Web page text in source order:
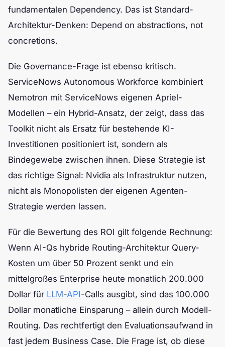
fundamentalen Dependency. Das ist Standard-
Architektur-Denken: Depend on abstractions, not
concretions.
Die Governance-Frage ist ebenso kritisch.
ServiceNows Autonomous Workforce kombiniert
Nemotron mit ServiceNows eigenen Apriel-
Modellen – ein Hybrid-Ansatz, der zeigt, dass das
Toolkit nicht als Ersatz für bestehende KI-
Investitionen positioniert ist, sondern als
Bindegewebe zwischen ihnen. Diese Strategie ist
das richtige Signal: Nvidia als Infrastruktur nutzen,
nicht als Monopolisten der eigenen Agenten-
Strategie werden lassen.
Für die Bewertung des ROI gilt folgende Rechnung:
Wenn AI-Qs hybride Routing-Architektur Query-
Kosten um über 50 Prozent senkt und ein
mittelgroßes Enterprise heute monatlich 200.000
Dollar für LLM-API-Calls ausgibt, sind das 100.000
Dollar monatliche Einsparung – allein durch Modell-
Routing. Das rechtfertigt den Evaluationsaufwand in
fast jedem Business Case. Die Frage ist, ob diese